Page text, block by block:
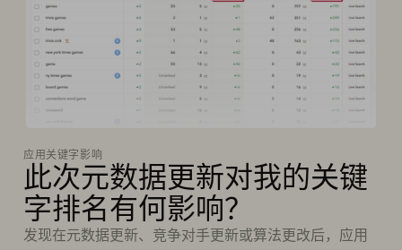
应用关键字影响
此次元数据更新对我的关键
字排名有何影响？
发现在元数据更新、竞争对手更新或算法更改后，应用